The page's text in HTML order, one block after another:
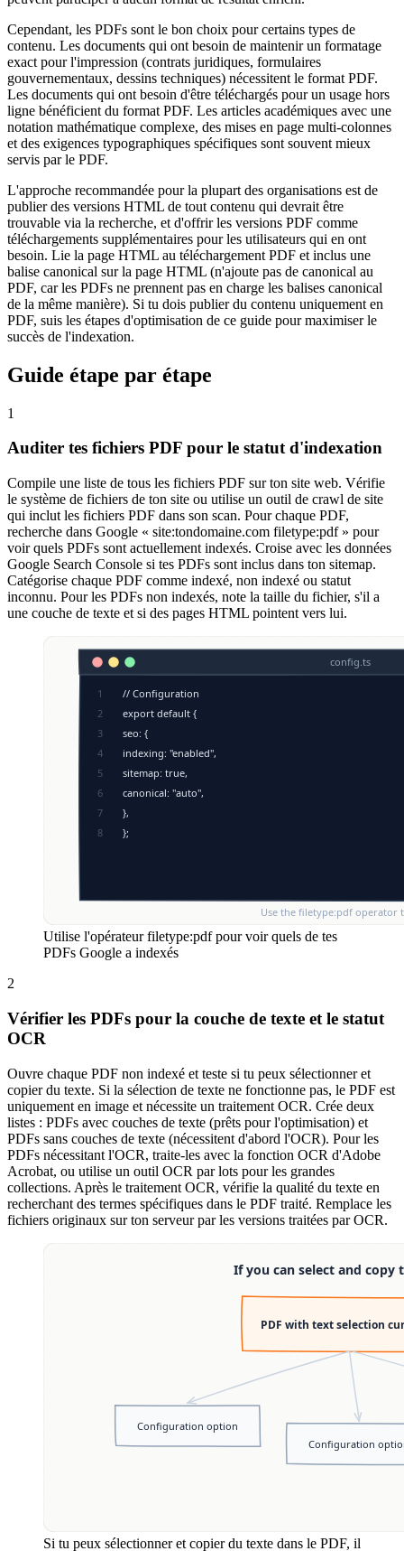
Cependant, les PDFs sont le bon choix pour certains types de
contenu. Les documents qui ont besoin de maintenir un formatage
exact pour l'impression (contrats juridiques, formulaires
gouvernementaux, dessins techniques) nécessitent le format PDF.
Les documents qui ont besoin d'être téléchargés pour un usage hors
ligne bénéficient du format PDF. Les articles académiques avec une
notation mathématique complexe, des mises en page multi-colonnes
et des exigences typographiques spécifiques sont souvent mieux
servis par le PDF.
L'approche recommandée pour la plupart des organisations est de
publier des versions HTML de tout contenu qui devrait être
trouvable via la recherche, et d'offrir les versions PDF comme
téléchargements supplémentaires pour les utilisateurs qui en ont
besoin. Lie la page HTML au téléchargement PDF et inclus une
balise canonical sur la page HTML (n'ajoute pas de canonical au
PDF, car les PDFs ne prennent pas en charge les balises canonical
de la même manière). Si tu dois publier du contenu uniquement en
PDF, suis les étapes d'optimisation de ce guide pour maximiser le
succès de l'indexation.
Guide étape par étape
1
Auditer tes fichiers PDF pour le statut d'indexation
Compile une liste de tous les fichiers PDF sur ton site web. Vérifie
le système de fichiers de ton site ou utilise un outil de crawl de site
qui inclut les fichiers PDF dans son scan. Pour chaque PDF,
recherche dans Google « site:tondomaine.com filetype:pdf » pour
voir quels PDFs sont actuellement indexés. Croise avec les données
Google Search Console si tes PDFs sont inclus dans ton sitemap.
Catégorise chaque PDF comme indexé, non indexé ou statut
inconnu. Pour les PDFs non indexés, note la taille du fichier, s'il a
une couche de texte et si des pages HTML pointent vers lui.
Utilise l'opérateur filetype:pdf pour voir quels de tes
PDFs Google a indexés
2
Vérifier les PDFs pour la couche de texte et le statut
OCR
Ouvre chaque PDF non indexé et teste si tu peux sélectionner et
copier du texte. Si la sélection de texte ne fonctionne pas, le PDF est
uniquement en image et nécessite un traitement OCR. Crée deux
listes : PDFs avec couches de texte (prêts pour l'optimisation) et
PDFs sans couches de texte (nécessitent d'abord l'OCR). Pour les
PDFs nécessitant l'OCR, traite-les avec la fonction OCR d'Adobe
Acrobat, ou utilise un outil OCR par lots pour les grandes
collections. Après le traitement OCR, vérifie la qualité du texte en
recherchant des termes spécifiques dans le PDF traité. Remplace les
fichiers originaux sur ton serveur par les versions traitées par OCR.
Si tu peux sélectionner et copier du texte dans le PDF, il